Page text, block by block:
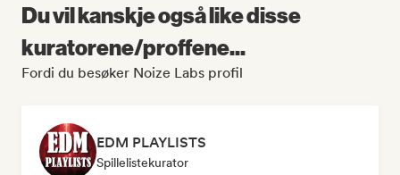
Du vil kanskje også like disse
kuratorene/proffene...
Fordi du besøker Noize Labs profil
EDM PLAYLISTS
Spillelistekurator